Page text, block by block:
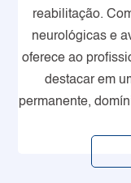
reabilitação.
neurológicas e
oferece ao
destacar em
permanente,